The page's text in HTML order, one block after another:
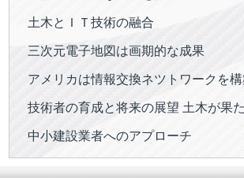
土木とＩＴ技術の融合
三次元電子地図は画期的な成果
アメリカは情報交換ネツトワークを
技術者の育成と将来の展望 土木が果
中小建設業者へのアプローチ